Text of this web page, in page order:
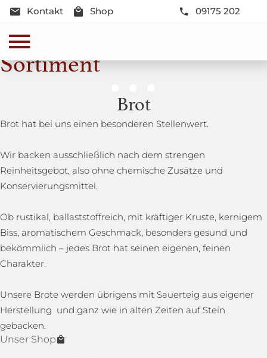
Kontakt Shop 09175 202
Sortiment
Genussmomente
Herzhaft oder süß - Beste Qualität und Frische sind
Brot
Brot hat bei uns einen besonderen Stellenwert.
Wir backen ausschließlich nach dem strengen
Reinheitsgebot, also ohne chemische Zusätze und
Konservierungsmittel.
Ob rustikal, ballaststoffreich, mit kräftiger Kruste, kernigem
Biss, aromatischem Geschmack, besonders gesund und
bekömmlich – jedes Brot hat seinen eigenen, feinen
Charakter.
Unsere Brote werden übrigens mit Sauerteig aus eigener
Herstellung und ganz wie in alten Zeiten auf Stein
gebacken.
Unser Shop